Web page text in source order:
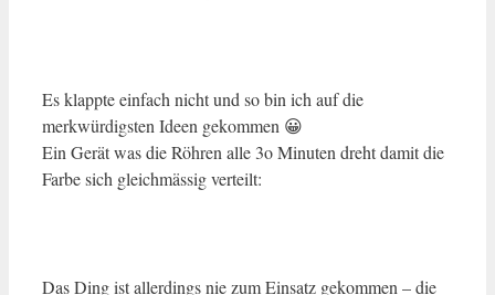
Es klappte einfach nicht und so bin ich auf die
merkwürdigsten Ideen gekommen 😀
Ein Gerät was die Röhren alle 3o Minuten dreht damit die
Farbe sich gleichmässig verteilt:
Das Ding ist allerdings nie zum Einsatz gekommen – die